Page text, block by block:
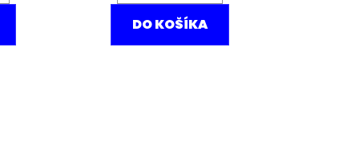
DO KOŠÍKA